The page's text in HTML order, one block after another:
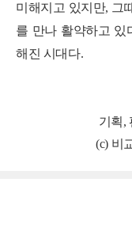
미해지고 있지만, 그
를 만나 활약하고 있
해진 시대다.
기획,
(c) 비